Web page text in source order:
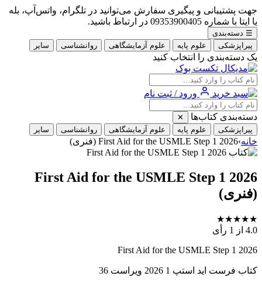
جهت پشتیبانی و پیگیری سفارش می‌توانید در تلگرام، واتس‌آپ، بله
یا ایتا با شماره 09353900405 در ارتباط باشید.
☰ دسته‌بندی
پیراپزشکی
علوم پایه علوم آزمایشگاهی روانشناسی سایر
یک دسته‌بندی را انتخاب کنید
ورود / ثبت نام
دسته‌بندی کتاب‌ها
✕
پیراپزشکی
علوم پایه علوم آزمایشگاهی روانشناسی سایر
خانه›First Aid for the USMLE Step 1 2026 (فنری)
First Aid for the USMLE Step 1 2026
(فنری)
★
★
★
★
★
4.0 از 1 رأی
First Aid for the USMLE Step 1 2026
کتاب فرست اید استپ 1 2026 ویراست 36